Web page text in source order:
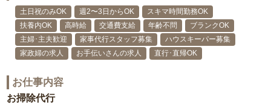
土日祝のみOK 週2〜3日からOK
スキマ時間勤務OK
扶養内OK
高時給 交通費支給 年齢不問
ブランクOK
主婦･主夫歓迎
家事代行スタッフ募集
ハウスキーパー募集
家政婦の求人
お手伝いさんの求人 直行･直帰OK
お仕事内容
お掃除代行